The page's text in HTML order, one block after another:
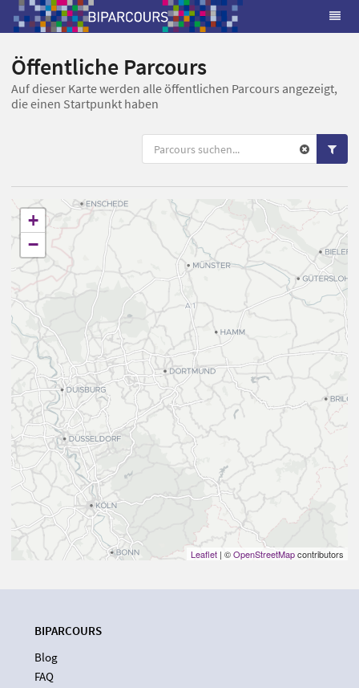
Öffentliche Parcours
Auf dieser Karte werden alle öffentlichen Parcours angezeigt,
die einen Startpunkt haben
+
−
Leaflet | ©OpenStreetMapcontributors
BIPARCOURS
Blog
FAQ